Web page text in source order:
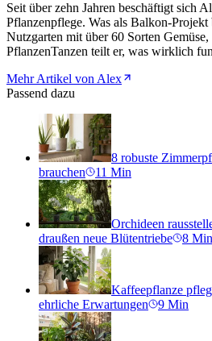
Seit über zehn Jahren beschäftigt sich
Pflanzenpflege. Was als Balkon-Projekt
Nutzgarten mit über 60 Sorten
PflanzenTanzen teilt er, was wirklich
Mehr Artikel von Alex
Passend dazu
8 robuste
brauchen
11 Min
Orchideen
draußen neue Blütentriebe
8 Min
Kaffeepflanze
ehrliche Erwartungen
9 Min